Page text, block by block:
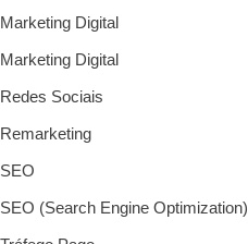
Marketing Digital
Marketing Digital
Redes Sociais
Remarketing
SEO
SEO (Search Engine Optimization)